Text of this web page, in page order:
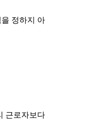
정하지 아
근로자보다